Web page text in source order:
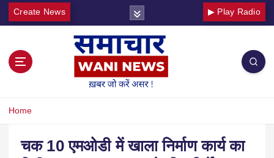
Create News ▶ Play Radio
Home
चक 10 एमओडी में खाला निर्माण कार्य का